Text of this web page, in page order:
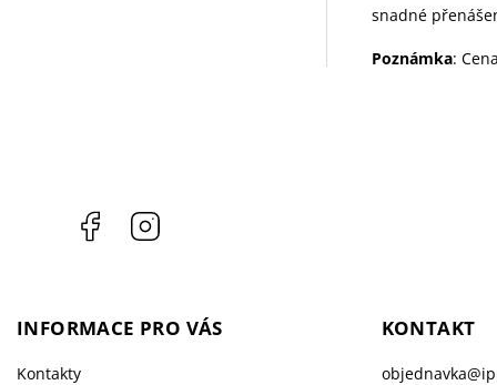
snadné
Poznámka:
Facebook
INFORMACE PRO VÁS
Kontakty
KONTAKT
objednavka@